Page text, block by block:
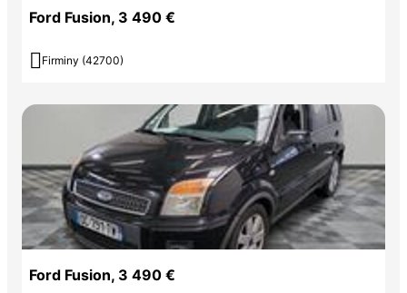
Ford Fusion, 3 490 €
 Firminy (42700)
Ford Fusion, 3 490 €